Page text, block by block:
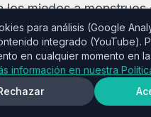
los miedos a monstruos
la independencia
funcionan:
Los niños
para análisis (Google
integrado (YouTube).
en cualquier momento en
información en nuestra